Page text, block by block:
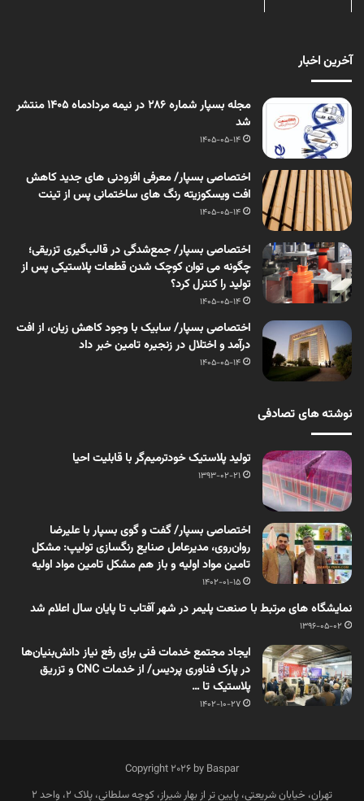
آخرین اخبار
مجله بسپار شماره 286 در نیمه مردادماه 1405 منتشر
شد
1405-05-14
اختصاصی بسپار/ معرفی افزودنی های جدید کاهش
افت ویسکوزیته رنگ های ساختمانی پس از تینت
1405-05-14
اختصاصی بسپار/ جمع‌شدگی در قالب‌گیری تزریقی؛
چگونه می توان کوچک شدن قطعات پلاستیکی پس از
تولید را کنترل کرد؟
1405-05-14
اختصاصی بسپار/ سابیک با وجود کاهش زیان، از افت
درآمد و اختلال در زنجیره تامین خبر داد
1405-05-14
نوشته های تصادفی
تولید پلاستیک خودترمیم‌گر با قابلیت احیا
1393-02-21
اختصاصی بسپار/ گفت و گوی بسپار با علیرضا
روان‌روی، مدیرعامل صنایع رنگسازی تولیپ: مشکل
تامین مواد اولیه و باز هم مشکل تامین مواد اولیه
1402-01-15
نمایشگاه های مرتبط با صنعت پلیمر در شهر آفتاب تا پایان سال اعلام شد
1396-05-02
ایجاد مجتمع خدمات فنی برای رفع نیاز دانش‌بنیان‌ها
در پارک فناوری پردیس/ از خدمات CNC و تزریق
پلاستیک تا …
1402-10-27
Copyright 2026 by Baspar
تهران، خیابان شریعتی، پایین تر از بهار شیراز، کوچه سلطانی، پلاک 2، واحد 2